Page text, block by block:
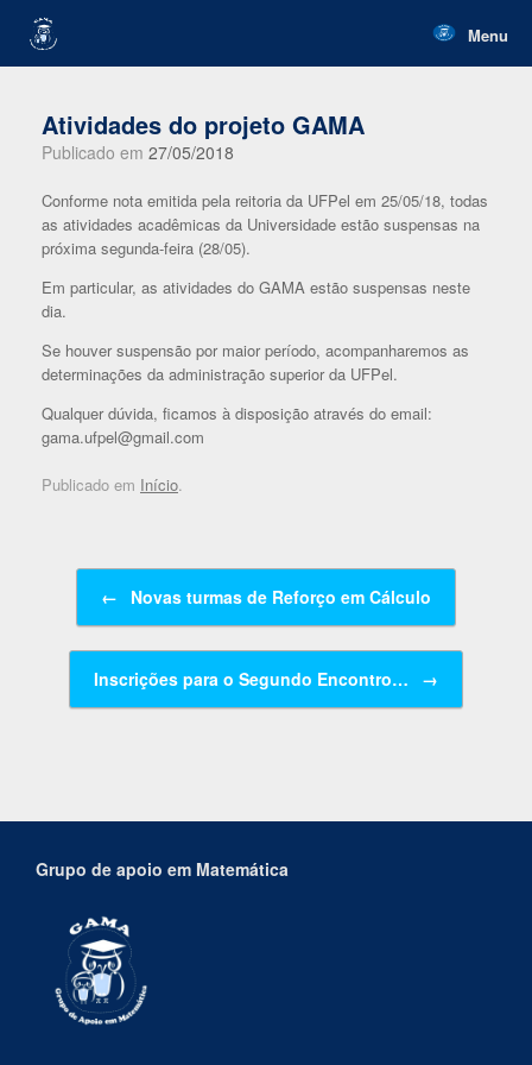
content
Menu
Atividades do projeto GAMA
Publicado em 27/05/2018
Conforme nota emitida pela reitoria da UFPel em 25/05/18, todas
as atividades acadêmicas da Universidade estão suspensas na
próxima segunda-feira (28/05).
Em particular, as atividades do GAMA estão suspensas neste
dia.
Se houver suspensão por maior período, acompanharemos as
determinações da administração superior da UFPel.
Qualquer dúvida, ficamos à disposição através do email:
gama.ufpel@gmail.com
Publicado em Início.
Navegação de posts
← Novas turmas de Reforço em Cálculo
Inscrições para o Segundo Encontro… →
Grupo de apoio em Matemática